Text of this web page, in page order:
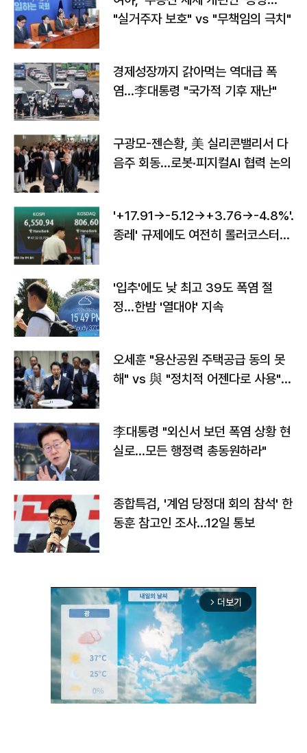
"실거주자 보호" vs "무책임의 극치"
경제성장까지 갉아먹는 역대급 폭
염…李대통령 "국가적 기후 재난"
구광모-젠슨황, 美 실리콘밸리서 다
음주 회동…로봇·피지컬AI 협력 논의
'+17.91→-5.12→+3.76→-4.8%'…'
종레' 규제에도 여전히 롤러코스터
'입추'에도 낮 최고 39도 폭염 절
정…한밤 '열대야' 지속
오세훈 "용산공원 주택공급 동의 못
해" vs 與 "정치적 어젠다로 사용"
李대통령 "외신서 보던 폭염 상황 현
실로…모든 행정력 총동원하라"
종합특검, '계엄 당정대 회의 참석' 한
동훈 참고인 조사...12일 통보
arrow_forward_ios 더보기